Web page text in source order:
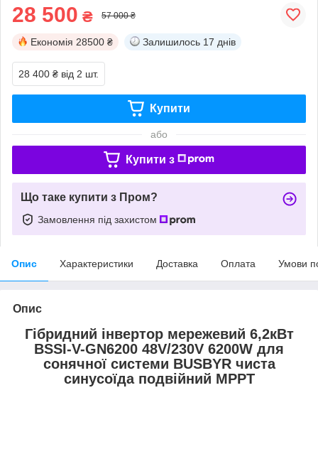
28 500 ₴ 57 000 ₴
Економія 28500 ₴ Залишилось 17 днів
28 400 ₴ від 2 шт.
Купити
або
Купити з
Що таке купити з Пром?
Замовлення під захистом
Опис Характеристики Доставка Оплата Умови
Опис
Гібридний інвертор мережевий 6,2кВт
BSSI-V-GN6200 48V/230V 6200W для
сонячної системи BUSBYR чиста
синусоїда подвійний МРРТ